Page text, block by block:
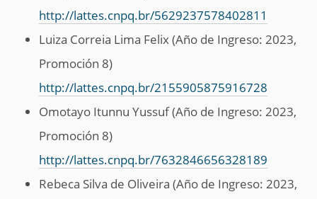
http://lattes.cnpq.br/5629237578402811
Luiza Correia Lima Felix (Año de Ingreso: 2023,
Promoción 8)
http://lattes.cnpq.br/2155905875916728
Omotayo Itunnu Yussuf (Año de Ingreso: 2023,
Promoción 8)
http://lattes.cnpq.br/7632846656328189
Rebeca Silva de Oliveira (Año de Ingreso: 2023,